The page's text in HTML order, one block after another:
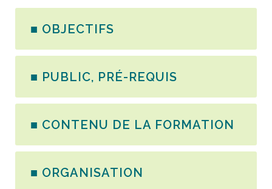
■ OBJECTIFS
■ PUBLIC, PRÉ-REQUIS
■ CONTENU DE LA FORMATION
■ ORGANISATION